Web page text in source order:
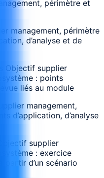
périmètre et
management, périmètre
d’analyse et de
Objectif supplier
: points
liés au module
management,
d’application, d’analyse
supplier
: exercice
d’un scénario